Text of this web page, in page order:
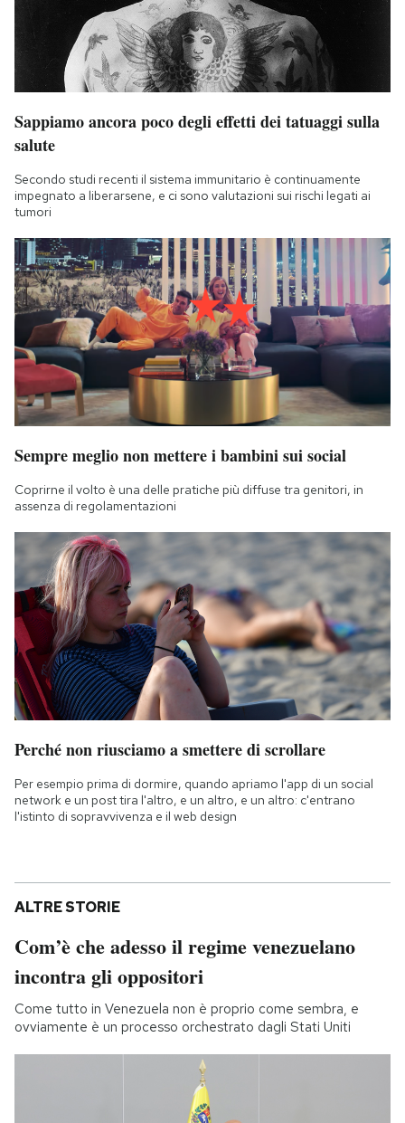
Sappiamo ancora poco degli effetti dei tatuaggi sulla
salute
Secondo studi recenti il sistema immunitario è continuamente
impegnato a liberarsene, e ci sono valutazioni sui rischi legati ai
tumori
Sempre meglio non mettere i bambini sui social
Coprirne il volto è una delle pratiche più diffuse tra genitori, in
assenza di regolamentazioni
Perché non riusciamo a smettere di scrollare
Per esempio prima di dormire, quando apriamo l'app di un social
network e un post tira l'altro, e un altro, e un altro: c'entrano
l'istinto di sopravvivenza e il web design
ALTRE STORIE
Com’è che adesso il regime venezuelano
incontra gli oppositori
Come tutto in Venezuela non è proprio come sembra, e
ovviamente è un processo orchestrato dagli Stati Uniti